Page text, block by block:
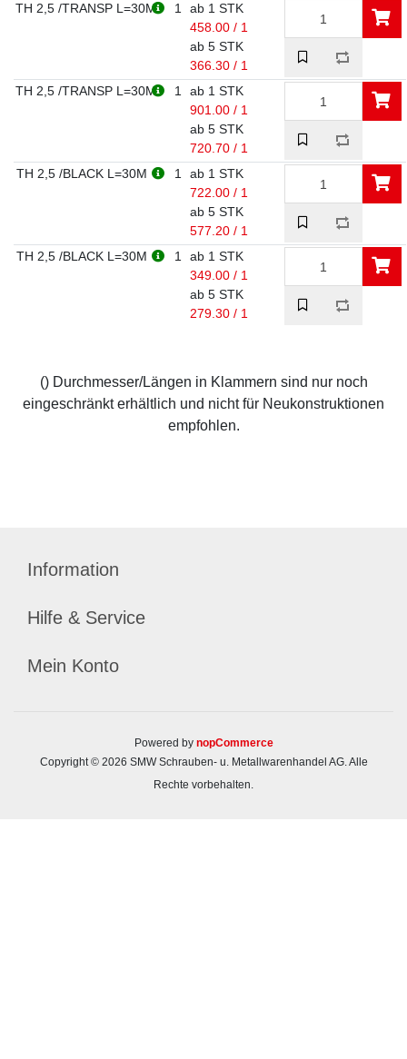
TH 2,5 /TRANSP L=30M
1
ab 1 STK
458.00 / 1
ab 5 STK
366.30 / 1
TH 2,5 /TRANSP L=30M
1
ab 1 STK
901.00 / 1
ab 5 STK
720.70 / 1
TH 2,5 /BLACK L=30M
1
ab 1 STK
722.00 / 1
ab 5 STK
577.20 / 1
TH 2,5 /BLACK L=30M
1
ab 1 STK
349.00 / 1
ab 5 STK
279.30 / 1
() Durchmesser/Längen in Klammern sind nur noch
eingeschränkt erhältlich und nicht für Neukonstruktionen
empfohlen.
Information
Hilfe & Service
Mein Konto
Powered by nopCommerce
Copyright © 2026 SMW Schrauben- u. Metallwarenhandel AG. Alle
Rechte vorbehalten.